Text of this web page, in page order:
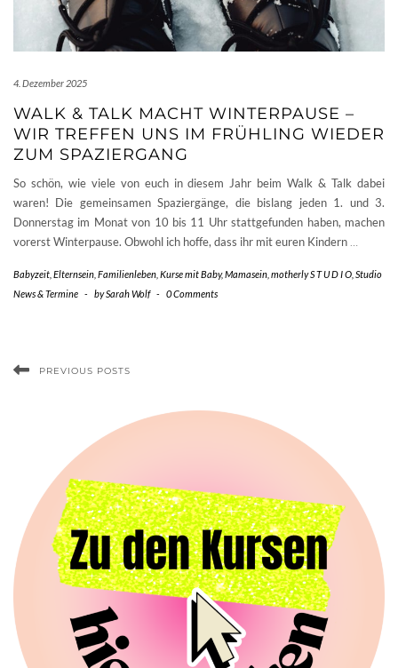
4. Dezember 2025
WALK & TALK MACHT WINTERPAUSE –
WIR TREFFEN UNS IM FRÜHLING WIEDER
ZUM SPAZIERGANG
So schön, wie viele von euch in diesem Jahr beim Walk & Talk dabei
waren! Die gemeinsamen Spaziergänge, die bislang jeden 1. und 3.
Donnerstag im Monat von 10 bis 11 Uhr stattgefunden haben, machen
vorerst Winterpause. Obwohl ich hoffe, dass ihr mit euren Kindern…
Babyzeit Elternsein Familienleben Kurse mit Baby,Mamasein motherly S T U D I O Studio
News & Termine - bySarah Wolf - 0 Comments
PREVIOUS POSTS